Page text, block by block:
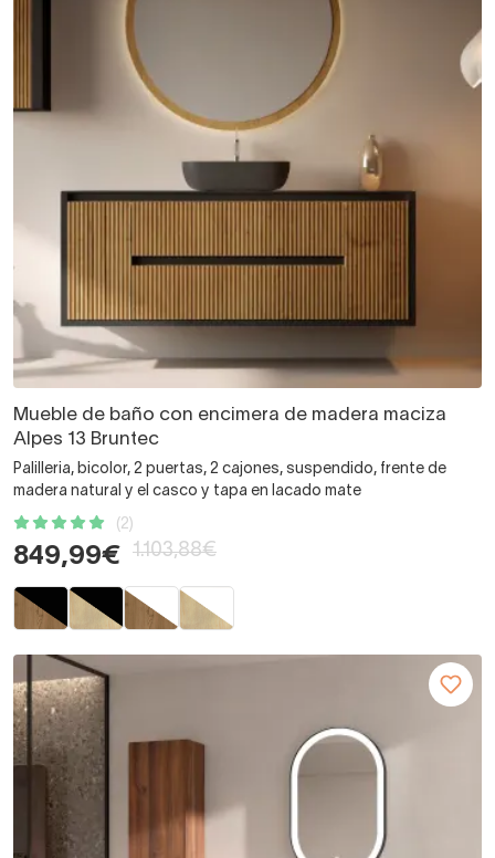
Mueble de baño con encimera de madera maciza
Alpes 13 Bruntec
Palilleria, bicolor, 2 puertas, 2 cajones, suspendido, frente de
madera natural y el casco y tapa en lacado mate
(2)
849,99€ 1.103,88€